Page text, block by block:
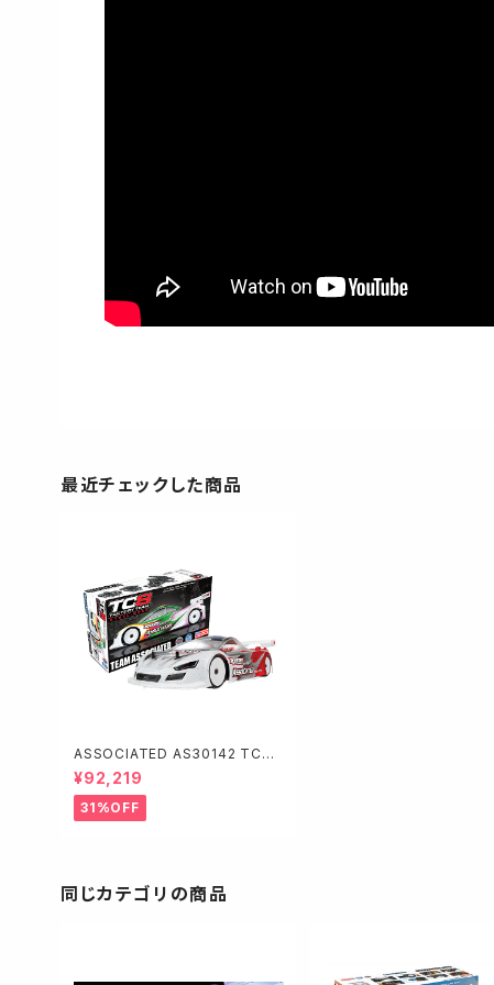
最近チェックした商品
ASSOCIATED AS30142 TC8
Team Kit【スチールシャーシ仕
様】
¥92,219
31%OFF
同じカテゴリの商品